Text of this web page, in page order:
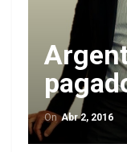
OnAbr 2, 2016